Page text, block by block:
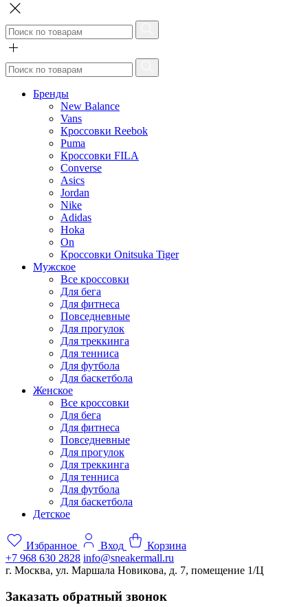
Бренды
New Balance
Vans
Кроссовки Reebok
Puma
Кроссовки FILA
Converse
Asics
Jordan
Nike
Adidas
Hoka
On
Кроссовки Onitsuka Tiger
Мужское
Все кроссовки
Для бега
Для фитнеса
Повседневные
Для прогулок
Для треккинга
Для тенниса
Для футбола
Для баскетбола
Женское
Все кроссовки
Для бега
Для фитнеса
Повседневные
Для прогулок
Для треккинга
Для тенниса
Для футбола
Для баскетбола
Детское
Избранное Вход
Корзина
+7 968 630 2828 info@sneakermall.ru
г. Москва, ул. Маршала Новикова, д. 7, помещение 1/Ц
Заказать обратный звонок